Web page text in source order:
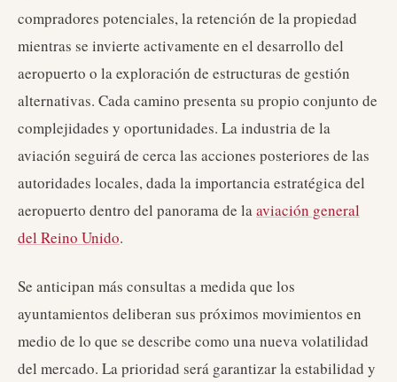
compradores potenciales, la retención de la propiedad
mientras se invierte activamente en el desarrollo del
aeropuerto o la exploración de estructuras de gestión
alternativas. Cada camino presenta su propio conjunto de
complejidades y oportunidades. La industria de la
aviación seguirá de cerca las acciones posteriores de las
autoridades locales, dada la importancia estratégica del
aeropuerto dentro del panorama de laaviación general
del Reino Unido.
Se anticipan más consultas a medida que los
ayuntamientos deliberan sus próximos movimientos en
medio de lo que se describe como una nueva volatilidad
del mercado. La prioridad será garantizar la estabilidad y